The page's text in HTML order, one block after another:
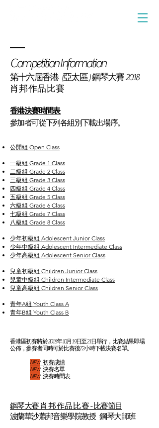
CompetitionInformation
第十六屆香港 ( 亞太區 ) 鋼琴大賽 2018
肖 邦 作 品 比 賽
香港決賽時間表
參加者可從下列各組別下載出場序。
公開組 Open Class
一級組 Grade 1 Class
二級組 Grade 2 Class
三級組 Grade 3 Class
四級組 Grade 4 Class
五級組 Grade 5 Class
六級組 Grade 6 Class
七級組 Grade 7 Class
八級組 Grade 8 Class
少年初級組 Adolescent Junior Class
少年中級組 Adolescent Intermediate Class
少年高級組 Adolescent Senior Class
兒童初級組 Children Junior Class
兒童中級組 Children Intermediate Class
兒童高級組 Children Senior Class
青年A組 Youth Class A
青年B組 Youth Class B
香港區初賽將於2018年10月19日至21日舉行，比賽結果即場
公佈，參賽者同時可於比賽後72小時下載決賽名單。
NEW初賽成績
NEW決賽名單
NEW決賽時間表
鋼琴大賽 肖 邦 作 品 比 賽 - 比賽節目
波蘭華沙蕭邦音樂學院教授 鋼琴大師班